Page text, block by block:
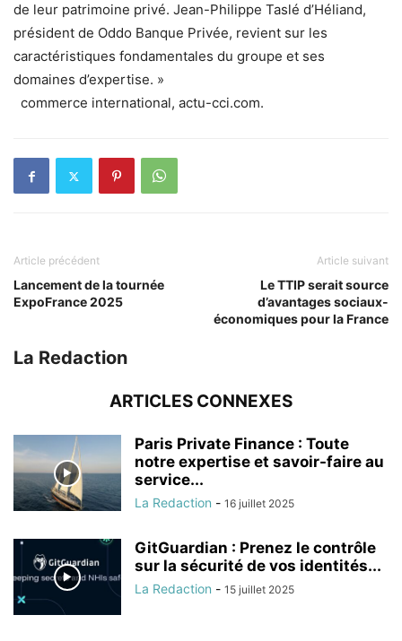
de leur patrimoine privé. Jean-Philippe Taslé d’Héliand,
président de Oddo Banque Privée, revient sur les
caractéristiques fondamentales du groupe et ses
domaines d’expertise. »
commerce international, actu-cci.com.
Article précédent
Lancement de la tournée
ExpoFrance 2025
Article suivant
Le TTIP serait source
d’avantages sociaux-
économiques pour la France
La Redaction
ARTICLES CONNEXES
Paris Private Finance : Toute
notre expertise et savoir-faire au
service...
La Redaction - 16 juillet 2025
GitGuardian : Prenez le contrôle
sur la sécurité de vos identités...
La Redaction - 15 juillet 2025